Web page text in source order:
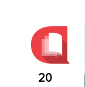
20